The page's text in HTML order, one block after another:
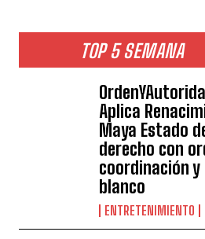
TOP 5 SEMANA
Aplica
Maya Estado
derecho con
coordinación y
blanco
ENTRETENIMIENTO